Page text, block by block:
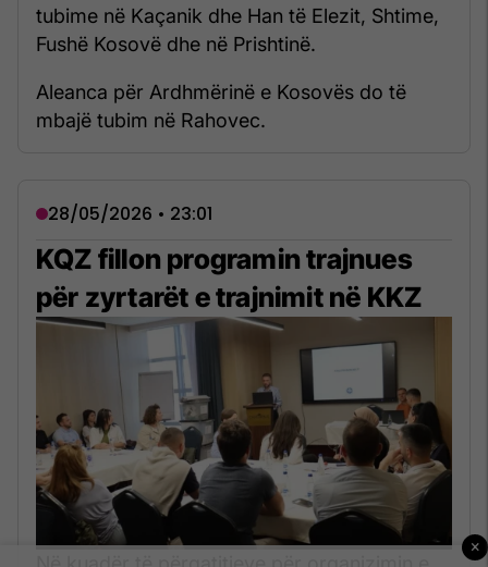
tubime në Kaçanik dhe Han të Elezit, Shtime,
Fushë Kosovë dhe në Prishtinë.
Aleanca për Ardhmërinë e Kosovës do të
mbajë tubim në Rahovec.
28/05/2026 • 23:01
KQZ fillon programin trajnues
për zyrtarët e trajnimit në KKZ
×